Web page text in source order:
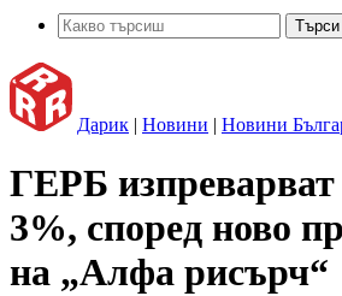
Дарик | Новини | Новини
ГЕРБ
3%, според ново
на „Алфа рисърч“